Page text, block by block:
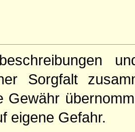
Sorgfalt
Gewähr
eigene Gefahr.